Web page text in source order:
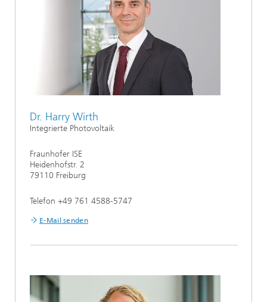
Dr. Harry Wirth
Integrierte Photovoltaik
Fraunhofer ISE
Heidenhofstr. 2
79110 Freiburg
Telefon +49 761 4588-5747
E-Mail senden